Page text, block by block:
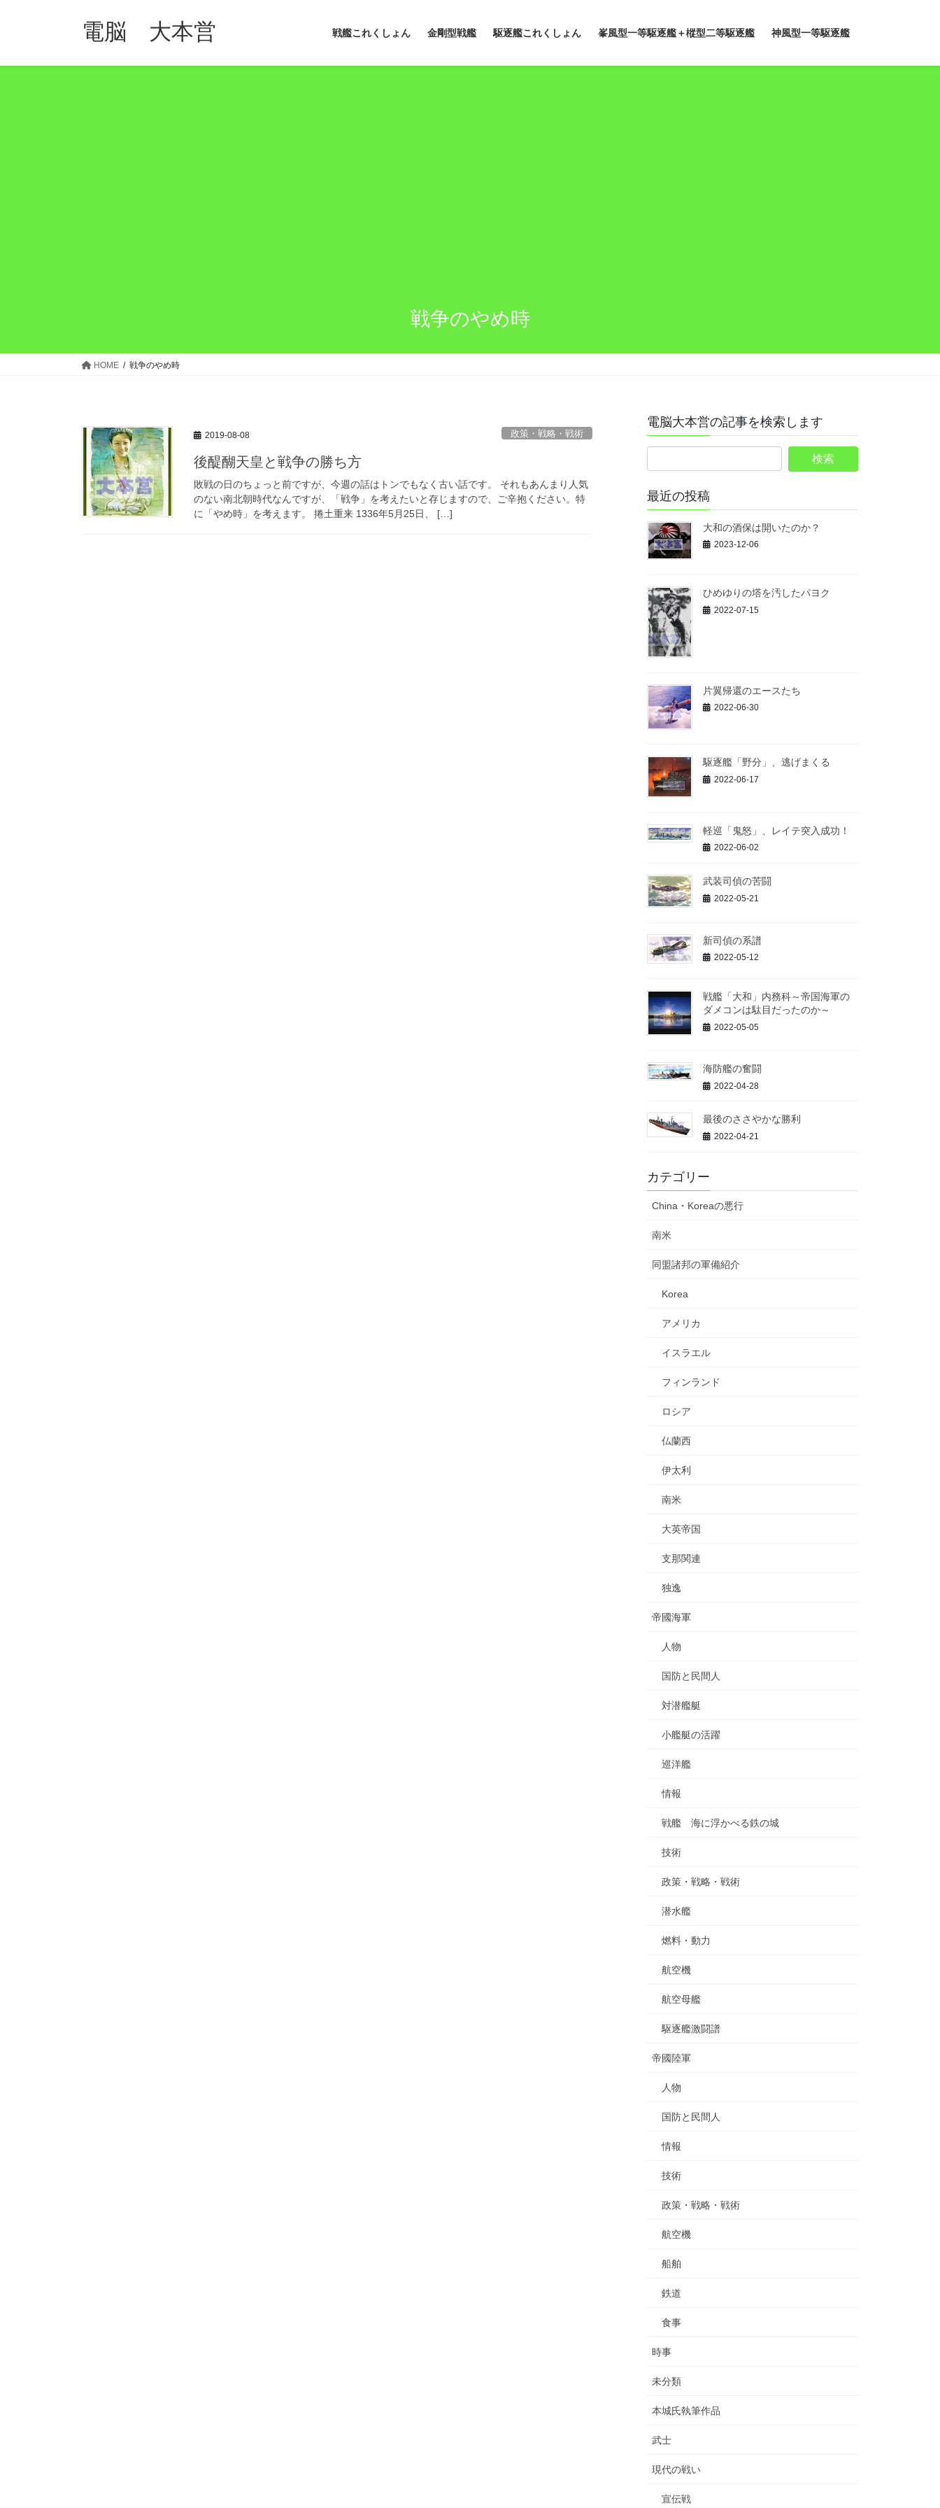
電脳 大本営 戦艦これくしょん 金剛型戦艦 駆逐艦これくしょん 峯風型一等駆逐艦＋樅型二等駆逐艦 神風型一等駆逐艦
戦争のやめ時
HOME 戦争のやめ時
2019-08-08 政策・戦略・戦術
後醍醐天皇と戦争の勝ち方
敗戦の日のちょっと前ですが、今週の話はトンでもなく古い話です。 それもあんまり人気
のない南北朝時代なんですが、「戦争」を考えたいと存じますので、ご辛抱ください。特
に「やめ時」を考えます。 捲土重来 1336年5月25日、 […]
電脳大本営の記事を検索します
最近の投稿
大和の酒保は開いたのか？
2023-12-06
ひめゆりの塔を汚したパヨク
2022-07-15
片翼帰還のエースたち
2022-06-30
駆逐艦「野分」、逃げまくる
2022-06-17
軽巡「鬼怒」、レイテ突入成功！
2022-06-02
武装司偵の苦闘
2022-05-21
新司偵の系譜
2022-05-12
戦艦「大和」内務科～帝国海軍の
ダメコンは駄目だったのか～
2022-05-05
海防艦の奮闘
2022-04-28
最後のささやかな勝利
2022-04-21
カテゴリー
China・Koreaの悪行
南米
同盟諸邦の軍備紹介
Korea
アメリカ
イスラエル
フィンランド
ロシア
仏蘭西
伊太利
南米
大英帝国
支那関連
独逸
帝國海軍
人物
国防と民間人
対潜艦艇
小艦艇の活躍
巡洋艦
情報
戦艦 海に浮かべる鉄の城
技術
政策・戦略・戦術
潜水艦
燃料・動力
航空機
航空母艦
駆逐艦激闘譜
帝國陸軍
人物
国防と民間人
情報
技術
政策・戦略・戦術
航空機
船舶
鉄道
食事
時事
未分類
本城氏執筆作品
武士
現代の戦い
宣伝戦